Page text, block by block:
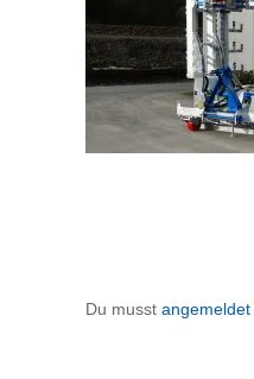
Du musst angemeldet